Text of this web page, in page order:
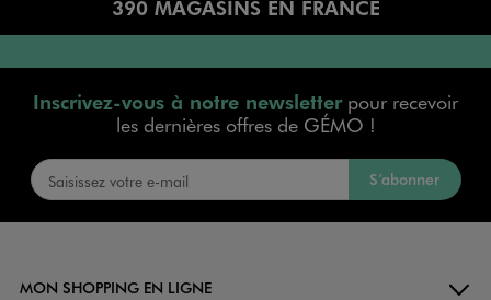
390 MAGASINS EN FRANCE
Inscrivez-vous à notre newsletterpour recevoir
les dernières offres de GÉMO !
S’abonner
MON SHOPPING EN LIGNE